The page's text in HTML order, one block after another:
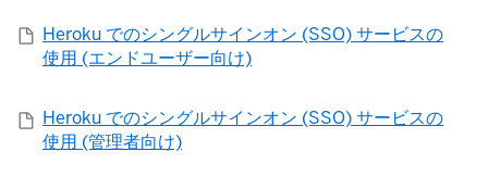
Heroku でのシングルサインオン (SSO) サービスの
使用 (エンドユーザー向け)
Heroku でのシングルサインオン (SSO) サービスの
使用 (管理者向け)